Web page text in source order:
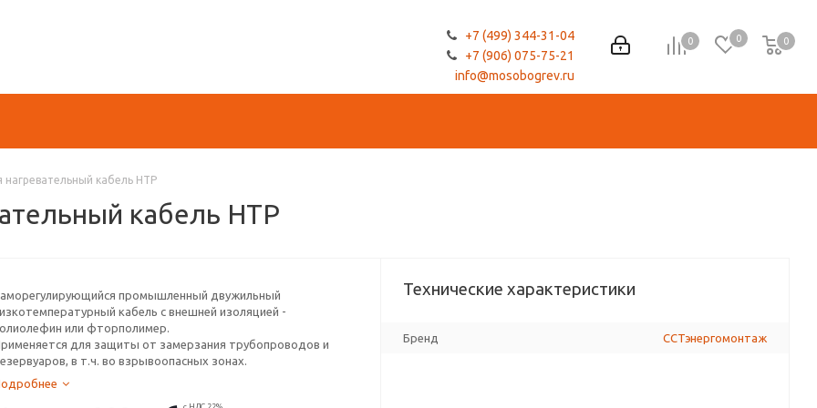
0 0 0
0
+7 (499) 344-31-04
+7 (906) 075-75-21
info@mosobogrev.ru
кабель НТР
кабель НТР
промышленный двужильный
кабель с внешней изоляцией -
или фторполимер.
для защиты от замерзания трубопроводов и
в т.ч. во взрывоопасных зонах.
Технические характеристики
Бренд ССТэнергомонтаж